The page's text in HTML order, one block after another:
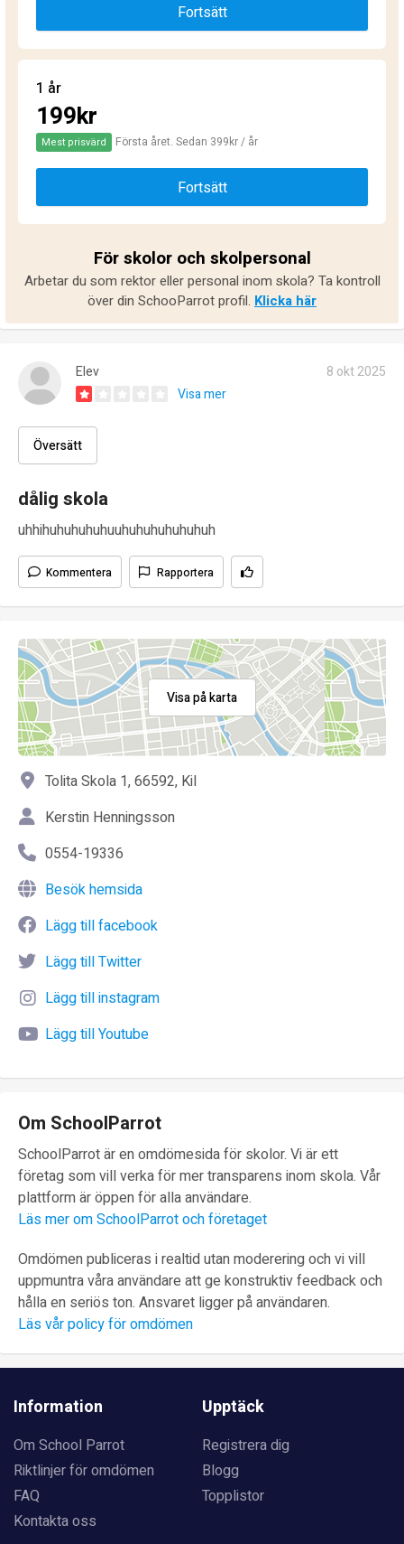
Fortsätt
1 år
199kr
Mest prisvärd Första året. Sedan 399kr / år
Fortsätt
För skolor och skolpersonal
Arbetar du som rektor eller personal inom skola? Ta kontroll
över din SchooParrot profil. Klicka här
Elev
8 okt 2025
Visa mer
Översätt
dålig skola
uhhihuhuhuhuhuuhuhuhuhuhuhuh
Kommentera Rapportera
Visa på karta
Tolita Skola 1, 66592, Kil
Kerstin Henningsson
0554-19336
Besök hemsida
Lägg till facebook
Lägg till Twitter
Lägg till instagram
Lägg till Youtube
Om SchoolParrot
SchoolParrot är en omdömesida för skolor. Vi är ett
företag som vill verka för mer transparens inom skola. Vår
plattform är öppen för alla användare.
Läs mer om SchoolParrot och företaget
Omdömen publiceras i realtid utan moderering och vi vill
uppmuntra våra användare att ge konstruktiv feedback och
hålla en seriös ton. Ansvaret ligger på användaren.
Läs vår policy för omdömen
Information
Om School Parrot
Riktlinjer för omdömen
FAQ
Kontakta oss
Upptäck
Registrera dig
Blogg
Topplistor